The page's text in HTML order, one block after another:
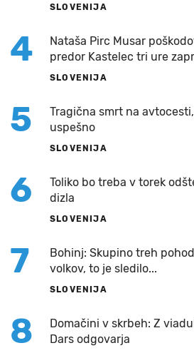
SLOVENIJA
4
Nataša Pirc Musar
predor Kastelec tri ure
SLOVENIJA
5
Tragična smrt na
uspešno
SLOVENIJA
6
Toliko bo treba v torek
dizla
SLOVENIJA
7
Bohinj: Skupino treh
volkov, to je sledilo...
SLOVENIJA
8
Domačini v skrbeh: Z
Dars odgovarja